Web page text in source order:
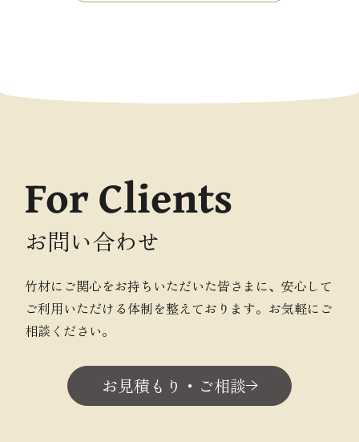
For Clients
お問い合わせ
竹材にご関心をお持ちいただいた皆さまに、安心して
ご利用いただける体制を整えております。お気軽にご
相談ください。
お見積もり・ご相談